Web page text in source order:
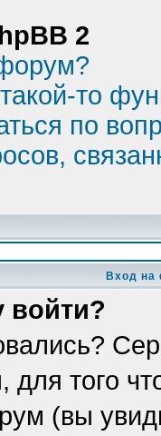
2
то
по
Вход на
войти?
для того
(вы